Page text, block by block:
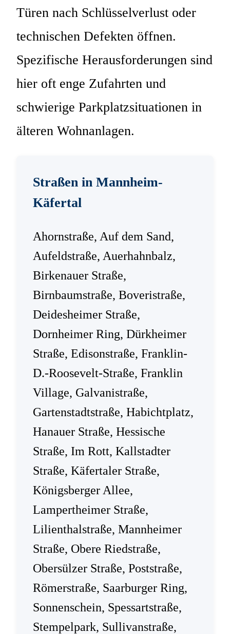
Türen nach Schlüsselverlust oder
technischen Defekten öffnen.
Spezifische Herausforderungen sind
hier oft enge Zufahrten und
schwierige Parkplatzsituationen in
älteren Wohnanlagen.
Straßen in Mannheim-
Käfertal
Ahornstraße, Auf dem Sand,
Aufeldstraße, Auerhahnbalz,
Birkenauer Straße,
Birnbaumstraße, Boveristraße,
Deidesheimer Straße,
Dornheimer Ring, Dürkheimer
Straße, Edisonstraße, Franklin-
D.-Roosevelt-Straße, Franklin
Village, Galvanistraße,
Gartenstadtstraße, Habichtplatz,
Hanauer Straße, Hessische
Straße, Im Rott, Kallstadter
Straße, Käfertaler Straße,
Königsberger Allee,
Lampertheimer Straße,
Lilienthalstraße, Mannheimer
Straße, Obere Riedstraße,
Obersülzer Straße, Poststraße,
Römerstraße, Saarburger Ring,
Sonnenschein, Spessartstraße,
Stempelpark, Sullivanstraße,